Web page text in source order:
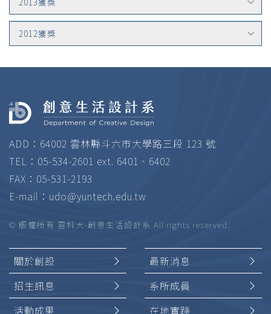
2012獲獎
ADD：64002 雲林縣斗六市大學路三段 123 號
TEL：05-534-2601 ext. 6401、6402
FAX：05-531-2193
E-mail： udo@yuntech.edu.tw
© 版權所有 雲科大-創意生活設計系 All rights reserved.
關於創設
最新消息
招生訊息
系所成員
活動成果
在地實踐